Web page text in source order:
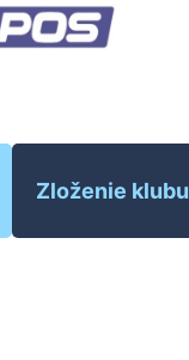
Zloženie klubu